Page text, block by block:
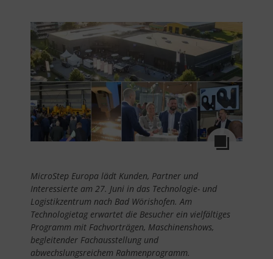
MicroStep Europa lädt Kunden, Partner und
Interessierte am 27. Juni in das Technologie- und
Logistikzentrum nach Bad Wörishofen. Am
Technologietag erwartet die Besucher ein vielfältiges
Programm mit Fachvorträgen, Maschinenshows,
begleitender Fachausstellung und
abwechslungsreichem Rahmenprogramm.